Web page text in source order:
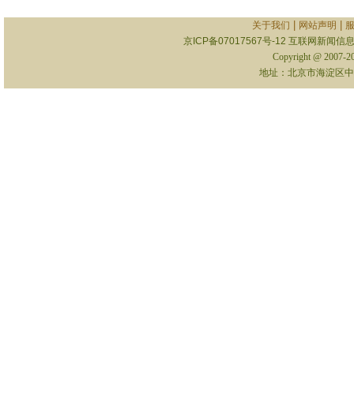
关于我们 网站声明
京ICP备07017567号-12 互联网新闻信
Copyright @ 2007-
地址：北京市海淀区